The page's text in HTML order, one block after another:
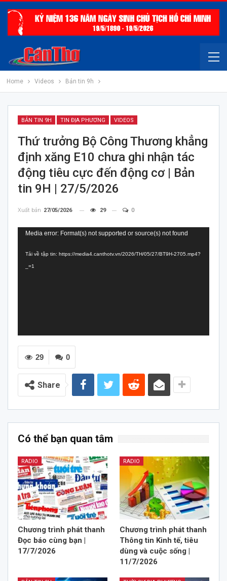
Home Videos Bản tin 9h
BẢN TIN 9H TIN ĐỊA PHƯƠNG VIDEOS
Thứ trưởng Bộ Công Thương khẳng
định xăng E10 chưa ghi nhận tác
động tiêu cực đến động cơ | Bản
tin 9H | 27/5/2026
Xuất bản 27/05/2026 29 0
Trình
Video
Media error: Format(s) not supported or source(s) not found
Tải về tập tin: https://media4.canthotv.vn/2026/TH/05/27/BT9H-2705.mp4?
_=1
0
29
Share
Có thể bạn quan tâm
RADIO
Chương trình phát thanh
Đọc báo cùng bạn |
17/7/2026
RADIO
Chương trình phát thanh
Thông tin Kinh tế, tiêu
dùng và cuộc sống |
11/7/2026